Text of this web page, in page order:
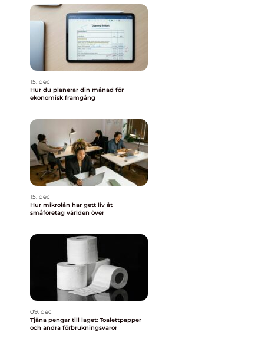
15. dec
Hur du planerar din månad för
ekonomisk framgång
15. dec
Hur mikrolån har gett liv åt
småföretag världen över
09. dec
Tjäna pengar till laget: Toalettpapper
och andra förbrukningsvaror